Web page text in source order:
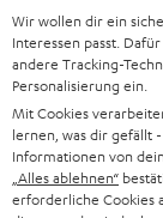
BIS ZU
45 €
RABATT
N
Wähle
Wir wollen dir ein
Interessen passt.
andere Tracking-
Personalisierung ein.
Mit Cookies
lernen, was dir gefällt
Informationen von
„Alles ablehnen“
erforderliche Cookies